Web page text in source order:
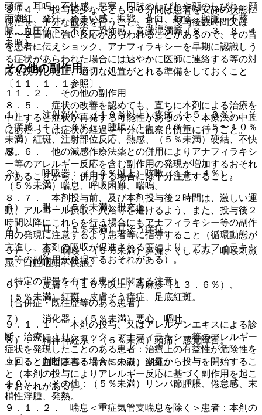
８．４． 投与後少なくとも３０分間は患者を安静の状態に
保たせ、十分な観察を行うこと。また、投与後数時間又は
１〜２日間に強い反応があらわれることがあるので、その旨
を患者に伝えショック、アナフィラキシーを早期に認識しう
る症状があらわれた場合には速やかに医師に連絡する等の対
応を説明した上、適切な処置がとれる準備をしておくこと
〔１１．１．１参照〕。
８．５． 症状の改善を認めても、直ちに本剤による治療を
中止すると症状が再発する可能性があるので、本療法の中止
にあたっては症状の経過を十分に観察し慎重に行うこと。
８．６． 他の減感作療法薬との併用によりアナフィラキシ
ー等のアレルギー反応を含む副作用の発現が増加するおそれ
があることから、併用する場合には十分注意すること。
８．７． 本剤投与前、及び本剤投与後２時間は、激しい運
動、アルコール摂取、入浴等を避けるよう、また、投与後２
時間以降にこれらを行う場合にもアナフィラキシー等の副作
用の発現に注意するよう患者等に指導すること（循環動態が
亢進し、本剤の吸収が促進される等により、アナフィラキシ
ー等の副作用が発現するおそれがある）。
（特定の背景を有する患者に関する注意）
（合併症・既往歴等のある患者）
９．１．１． 本剤の投与、又はアレルゲンエキスによる診
断・治療によりショック、アナフィラキシー等のアレルギー
症状を発現したことのある患者：治療上の有益性が危険性を
上回ると判断される場合にのみ、少量から投与を開始するこ
と（本剤の投与によりアレルギー反応に基づく副作用を起こ
すおそれがある）。
９．１．２． 喘息＜重症気管支喘息を除く＞患者：本剤の
頭痛、耳鳴、不快感、悪寒、四肢のしびれや顔のしびれ、顔
面潮紅、発汗、めまい感、振戦、蒼白、動悸、頻脈、不整
脈、血圧低下、不安、恐怖感、意識混濁等〔８．３、８．４
参照〕。
その他の副作用
１１．２． その他の副作用
１）． 注射部位：（１０％以上）疼痛（１５．９％）、そ
う痒感（１３．６％）、腫脹（１１．４％）、（５〜１０％
未満）紅斑、注射部位反応、熱感、（５％未満）硬結、不快
感。
２）． 呼吸器：（１０％以上）咳嗽（１１．４％）、
（５％未満）喘息、呼吸困難、喘鳴。
３）． 眼：（５％未満）眼充血。
４）． 耳：（５％未満）耳そう痒症。
５）． 鼻・咽喉：（５％未満）鼻漏、くしゃみ、咽喉刺激
感、口腔咽頭不快感。
６）． 皮膚：（１０％以上）蕁麻疹（１３．６％）、
（５％未満）紅斑、皮膚そう痒症、足底紅斑。
７）． 消化器：（５％未満）悪心、嘔吐。
８）． 精神神経系：（５％未満）頭痛、感覚障害。
９）． 血管障害：（５％未満）潮紅。
１０）． その他：（５％未満）リンパ節腫脹、倦怠感、末
梢性浮腫、発熱。